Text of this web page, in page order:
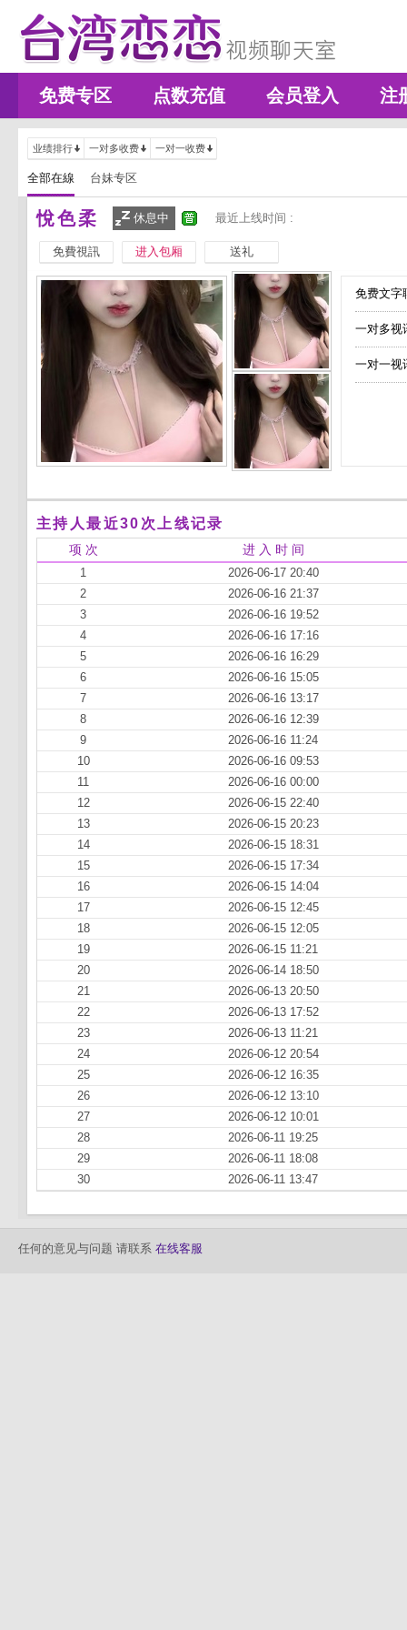
免费专区 点数充值 会员登入 注
业绩排行 一对多收费 一对一收费
全部在線 台妹专区
悅色柔 休息中 最近上线时间 :
免費視訊 进入包厢 送礼
免费文
一对多
一对一
主持人最近30次上线记录
项 次 进 入 时 间
1
2026-06-17 20:40
2
2026-06-16 21:37
3
2026-06-16 19:52
4
2026-06-16 17:16
5
2026-06-16 16:29
6
2026-06-16 15:05
7
2026-06-16 13:17
8
2026-06-16 12:39
9
2026-06-16 11:24
10
2026-06-16 09:53
11
2026-06-16 00:00
12
2026-06-15 22:40
13
2026-06-15 20:23
14
2026-06-15 18:31
15
2026-06-15 17:34
16
2026-06-15 14:04
17
2026-06-15 12:45
18
2026-06-15 12:05
19
2026-06-15 11:21
20
2026-06-14 18:50
21
2026-06-13 20:50
22
2026-06-13 17:52
23
2026-06-13 11:21
24
2026-06-12 20:54
25
2026-06-12 16:35
26
2026-06-12 13:10
27
2026-06-12 10:01
28
2026-06-11 19:25
29
2026-06-11 18:08
30
2026-06-11 13:47
任何的意见与问题 请联系 在线客服